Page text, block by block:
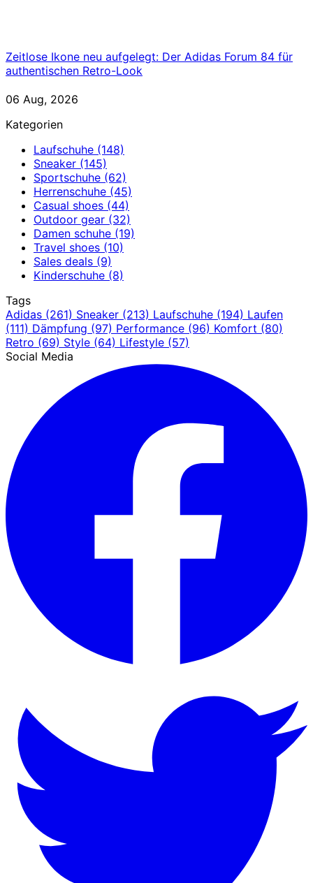
Zeitlose Ikone neu aufgelegt: Der Adidas Forum 84 für
authentischen Retro-Look
06 Aug, 2026
Kategorien
Laufschuhe (148)
Sneaker (145)
Sportschuhe (62)
Herrenschuhe (45)
Casual shoes (44)
Outdoor gear (32)
Damen schuhe (19)
Travel shoes (10)
Sales deals (9)
Kinderschuhe (8)
Tags
Adidas (261) Sneaker (213) Laufschuhe (194) Laufen
(111) Dämpfung (97) Performance (96) Komfort (80)
Retro (69) Style (64) Lifestyle (57)
Social Media